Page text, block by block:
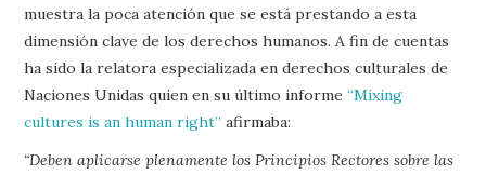
muestra la poca atención que se está prestando a esta
dimensión clave de los derechos humanos. A fin de cuentas
ha sido la relatora especializada en derechos culturales de
Naciones Unidas quien en su último informe“Mixing
cultures is an human right” afirmaba:
“Deben aplicarse plenamente los Principios Rectores sobre las